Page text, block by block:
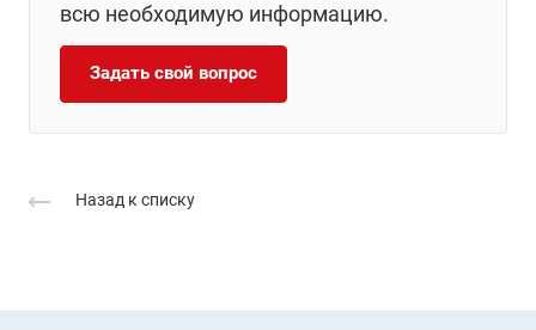
всю необходимую информацию.
Задать свой вопрос
Назад к списку